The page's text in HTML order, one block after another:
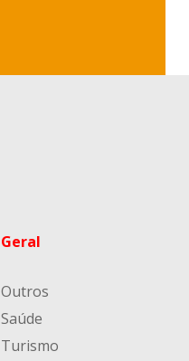
Geral
Outros
Saúde
Turismo